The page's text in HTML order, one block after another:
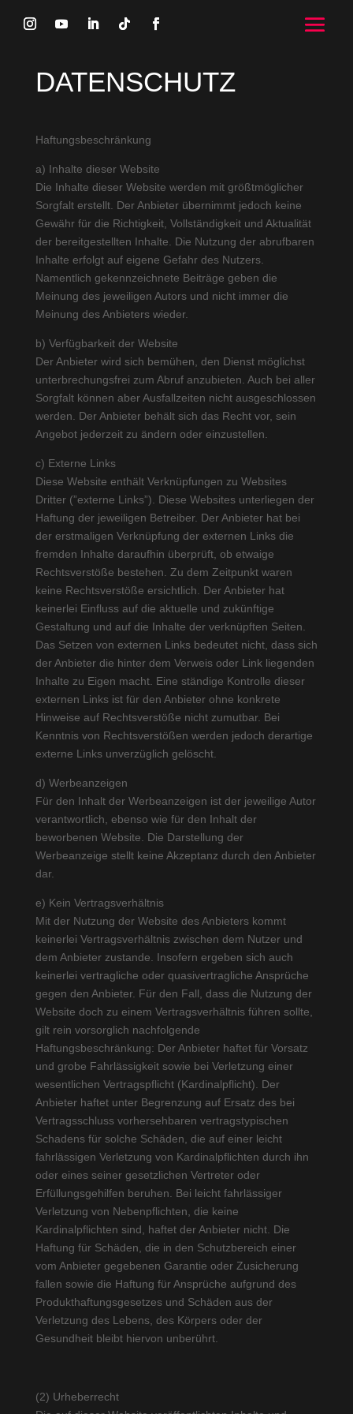
DATENSCHUTZ
Haftungsbeschränkung
a) Inhalte dieser Website
Die Inhalte dieser Website werden mit größtmöglicher
Sorgfalt erstellt. Der Anbieter übernimmt jedoch keine
Gewähr für die Richtigkeit, Vollständigkeit und Aktualität
der bereitgestellten Inhalte. Die Nutzung der abrufbaren
Inhalte erfolgt auf eigene Gefahr des Nutzers.
Namentlich gekennzeichnete Beiträge geben die
Meinung des jeweiligen Autors und nicht immer die
Meinung des Anbieters wieder.
b) Verfügbarkeit der Website
Der Anbieter wird sich bemühen, den Dienst möglichst
unterbrechungsfrei zum Abruf anzubieten. Auch bei aller
Sorgfalt können aber Ausfallzeiten nicht ausgeschlossen
werden. Der Anbieter behält sich das Recht vor, sein
Angebot jederzeit zu ändern oder einzustellen.
c) Externe Links
Diese Website enthält Verknüpfungen zu Websites
Dritter (”externe Links”). Diese Websites unterliegen der
Haftung der jeweiligen Betreiber. Der Anbieter hat bei
der erstmaligen Verknüpfung der externen Links die
fremden Inhalte daraufhin überprüft, ob etwaige
Rechtsverstöße bestehen. Zu dem Zeitpunkt waren
keine Rechtsverstöße ersichtlich. Der Anbieter hat
keinerlei Einfluss auf die aktuelle und zukünftige
Gestaltung und auf die Inhalte der verknüpften Seiten.
Das Setzen von externen Links bedeutet nicht, dass sich
der Anbieter die hinter dem Verweis oder Link liegenden
Inhalte zu Eigen macht. Eine ständige Kontrolle dieser
externen Links ist für den Anbieter ohne konkrete
Hinweise auf Rechtsverstöße nicht zumutbar. Bei
Kenntnis von Rechtsverstößen werden jedoch derartige
externe Links unverzüglich gelöscht.
d) Werbeanzeigen
Für den Inhalt der Werbeanzeigen ist der jeweilige Autor
verantwortlich, ebenso wie für den Inhalt der
beworbenen Website. Die Darstellung der
Werbeanzeige stellt keine Akzeptanz durch den Anbieter
dar.
e) Kein Vertragsverhältnis
Mit der Nutzung der Website des Anbieters kommt
keinerlei Vertragsverhältnis zwischen dem Nutzer und
dem Anbieter zustande. Insofern ergeben sich auch
keinerlei vertragliche oder quasivertragliche Ansprüche
gegen den Anbieter. Für den Fall, dass die Nutzung der
Website doch zu einem Vertragsverhältnis führen sollte,
gilt rein vorsorglich nachfolgende
Haftungsbeschränkung: Der Anbieter haftet für Vorsatz
und grobe Fahrlässigkeit sowie bei Verletzung einer
wesentlichen Vertragspflicht (Kardinalpflicht). Der
Anbieter haftet unter Begrenzung auf Ersatz des bei
Vertragsschluss vorhersehbaren vertragstypischen
Schadens für solche Schäden, die auf einer leicht
fahrlässigen Verletzung von Kardinalpflichten durch ihn
oder eines seiner gesetzlichen Vertreter oder
Erfüllungsgehilfen beruhen. Bei leicht fahrlässiger
Verletzung von Nebenpflichten, die keine
Kardinalpflichten sind, haftet der Anbieter nicht. Die
Haftung für Schäden, die in den Schutzbereich einer
vom Anbieter gegebenen Garantie oder Zusicherung
fallen sowie die Haftung für Ansprüche aufgrund des
Produkthaftungsgesetzes und Schäden aus der
Verletzung des Lebens, des Körpers oder der
Gesundheit bleibt hiervon unberührt.
(2) Urheberrecht